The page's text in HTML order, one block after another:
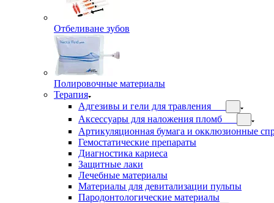
Отбеливане зубов
Полировочные материалы
Терапия
Адгезивы и гели для травления
Аксессуары для наложения пломб
Артикуляционная бумага и окклюзионные
Гемостатические препараты
Диагностика кариеса
Защитные лаки
Лечебные материалы
Материалы для девитализации пульпы
Пародонтологические материалы